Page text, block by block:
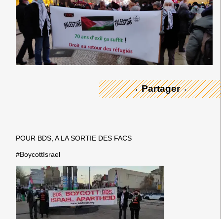
→ Partager ←
← Merci ! →
POUR BDS, A LA SORTIE DES FACS
#BoycottIsrael